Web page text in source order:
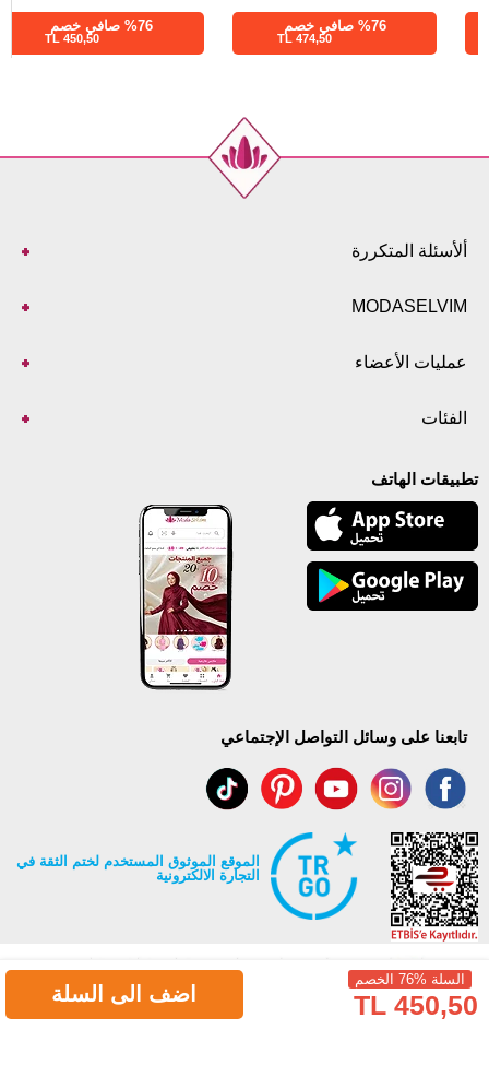
السلة %76 الخصم
450,50 TL اضف الى السلة
474,50 TL 432,01 TL
ألأسئلة المتكررة
MODASELVIM
عمليات الأعضاء
الفئات
تطبيقات الهاتف
تابعنا على وسائل التواصل الإجتماعي
الموقع الموثوق المستخدم لختم الثقة في
التجارة الالكترونية
جميع حقوق Modaselvim محفوظة ©2026